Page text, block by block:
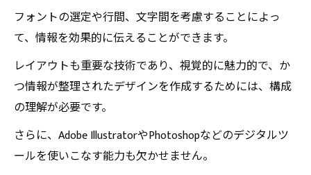
フォントの選定や行間、文字間を考慮することによっ
て、情報を効果的に伝えることができます。
レイアウトも重要な技術であり、視覚的に魅力的で、か
つ情報が整理されたデザインを作成するためには、構成
の理解が必要です。
さらに、Adobe IllustratorやPhotoshopなどのデジタルツ
ールを使いこなす能力も欠かせません。